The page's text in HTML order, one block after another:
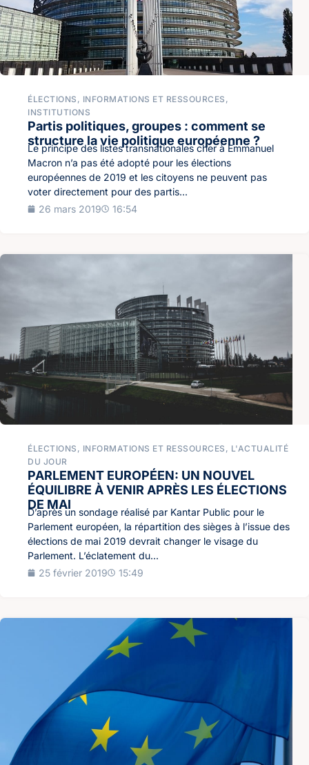
ÉLECTIONS , INFORMATIONS ET RESSOURCES ,
INSTITUTIONS
Partis politiques, groupes : comment se
structure la vie politique européenne ?
Le principe des listes transnationales cher à Emmanuel
Macron n’a pas été adopté pour les élections
européennes de 2019 et les citoyens ne peuvent pas
voter directement pour des partis...
26 mars 2019
16:54
ÉLECTIONS , INFORMATIONS ET RESSOURCES , L'ACTUALITÉ
DU JOUR
PARLEMENT EUROPÉEN: UN NOUVEL
ÉQUILIBRE À VENIR APRÈS LES ÉLECTIONS
DE MAI
D’après un sondage réalisé par Kantar Public pour le
Parlement européen, la répartition des sièges à l’issue des
élections de mai 2019 devrait changer le visage du
Parlement. L’éclatement du...
25 février 2019
15:49